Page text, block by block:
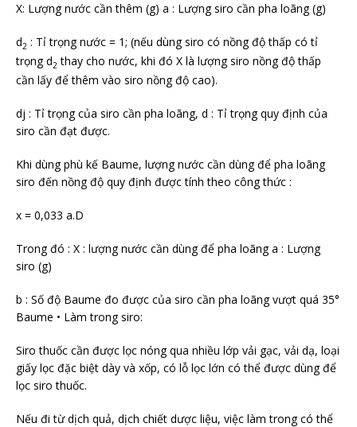
X: Lượng nước cần thêm (g) a : Lượng siro cần pha loãng (g)
d2 : Tỉ trọng nước = 1; (nếu dùng siro có nồng độ thấp có tỉ
trọng d2 thay cho nước, khi đó X là lượng siro nồng độ thấp
cần lấy để thêm vào siro nồng độ cao).
dj : Tỉ trọng của siro cần pha loãng, d : Tỉ trọng quy định của
siro cần đạt được.
Khi dùng phù kế Baume, lượng nước cần dùng để pha loãng
siro đến nồng độ quy định được tính theo công thức :
x = 0,033 a.D
Trong đó : X : lượng nước cần dùng để pha loãng a : Lượng
siro (g)
b : Số độ Baume đo được của siro cần pha loãng vượt quá 35°
Baume • Làm trong siro:
Siro thuốc cần được lọc nóng qua nhiều lớp vải gạc, vải dạ, loại
giấy lọc đặc biệt dày và xốp, có lỗ lọc lớn có thể được dùng để
lọc siro thuốc.
Nếu đi từ dịch quả, dịch chiết dược liệu, việc làm trong có thể